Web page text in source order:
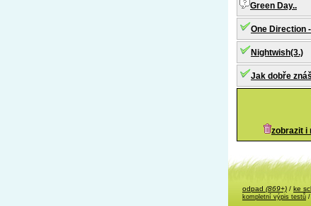
Green Day..
One Direction
Nightwish(3.)
Jak dobře
zobrazit i
odpad (869+) / ke
kompletní výpis testů /